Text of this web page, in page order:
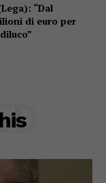
“Dal
di euro per